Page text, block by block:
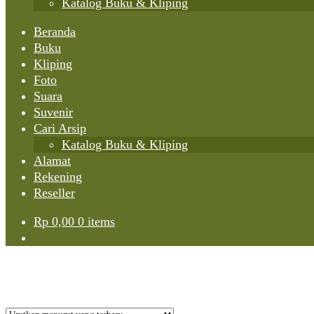
Katalog Buku & Kliping
Beranda
Buku
Kliping
Foto
Suara
Suvenir
Cari Arsip
Katalog Buku & Kliping
Alamat
Rekening
Reseller
Rp 0,00 0 items